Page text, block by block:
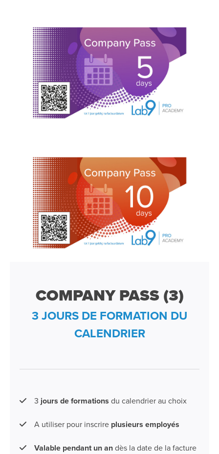
COMPANY PASS (3)
3 JOURS DE FORMATION DU
CALENDRIER
3 jours de formations du calendrier au choix
A utiliser pour inscrire plusieurs employés
Valable pendant un andès la date de la facture